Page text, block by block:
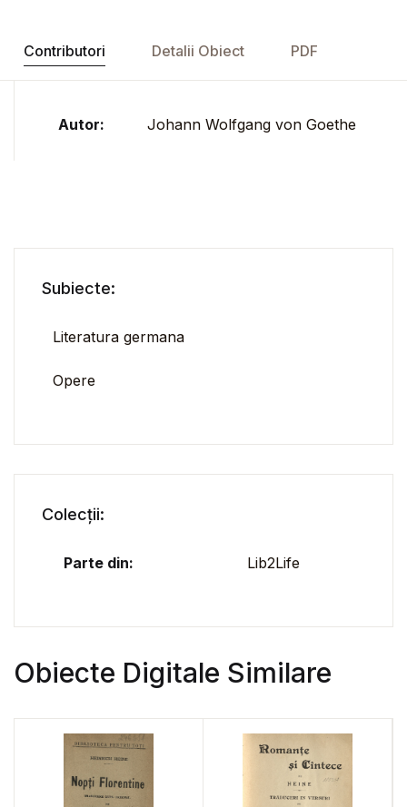
Contributori Detalii Obiect PDF
Autor: Johann Wolfgang von Goethe
Subiecte:
Literatura germana
Opere
Colecții:
Parte din: Lib2Life
Obiecte Digitale Similare